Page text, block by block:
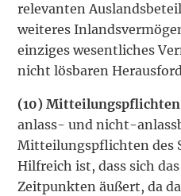
relevanten
weiteres
einziges wesentliches
nicht lösbaren
(10)
anlass- und nicht-
Mitteilungspflichten des
Hilfreich ist, dass sich
Zeitpunkten äußert, da